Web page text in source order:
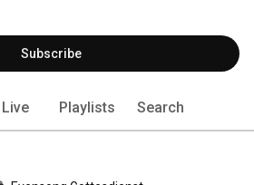
Subscribe
Live Playlists Search